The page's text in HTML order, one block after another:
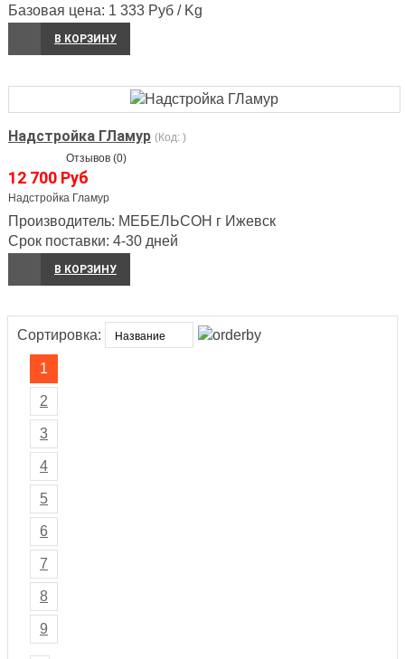
Базовая цена: 1 333 Руб / Kg
В КОРЗИНУ
Надстройка ГЛамур (Код: )
Отзывов (0)
12 700 Руб
Надстройка Гламур
Производитель: МЕБЕЛЬСОН г Ижевск
Срок поставки: 4-30 дней
В КОРЗИНУ
Сортировка:
1
2
3
4
5
6
7
8
9